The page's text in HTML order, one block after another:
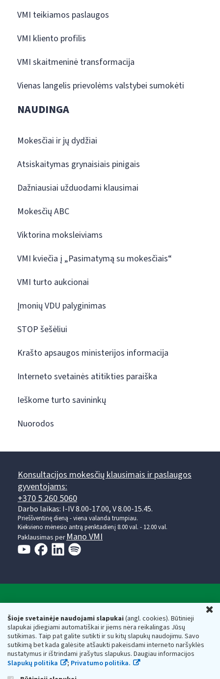
Šioje svetainėje naudojami slapukai(angl. cookies). Būtinieji
slapukai įdiegiami automatiškai ir jiems nėra reikalingas Jūsų
sutikimas. Taip pat galite sutikti ir su kitų slapukų naudojimu. Savo
sutikimą bet kada galėsite atšaukti pakeisdami interneto naršyklės
nustatymus ir ištrindami įrašytus slapukus. Daugiau informacijos
Slapukų politika
; Privatumo politika.
VMI teikiamos paslaugos
VMI kliento profilis
VMI skaitmeninė transformacija
Vienas langelis prievolėms valstybei sumokėti
NAUDINGA
Mokesčiai ir jų dydžiai
Atsiskaitymas grynaisiais pinigais
Dažniausiai užduodami klausimai
Mokesčių ABC
Viktorina moksleiviams
VMI kviečia į „Pasimatymą su mokesčiais“
VMI turto aukcionai
Įmonių VDU palyginimas
STOP šešėliui
Krašto apsaugos ministerijos informacija
Interneto svetainės atitikties paraiška
Ieškome turto savininkų
Nuorodos
Konsultacijos mokesčių klausimais ir paslaugos
gyventojams:
+370 5 260 5060
Darbo laikas: I-IV 8.00-17.00, V 8.00-15.45.
Prieššventinę dieną - viena valanda trumpiau.
Kiekvieno mėnesio antrą penktadienį 8.00 val. - 12.00 val.
Paklausimas per Mano VMI
Respublikos finansų ministerijos
Biudžetinė įstaiga. Juridinio asmens kodas — 188659752,
adresas: Vasario 16-osios g. 14, 01107 Vilnius, Lietuva, el.paštas:
vmi@vmi.lt, E. pristatymo dėžutės adresas 188659752
Duomenys apie Valstybinę mokesčių inspekciją prie Lietuvos
Respublikos finansų ministerijos kaupiami ir saugomi Juridinių